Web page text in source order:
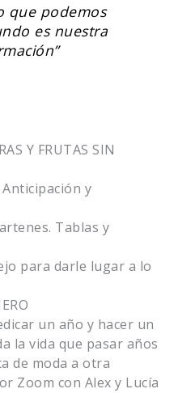
que podemos
es nuestra
Y FRUTAS SIN
y
Tablas y
para darle lugar a lo
un año y hacer un
la vida que pasar años
de moda a otra
Zoom con Alex y Lucía